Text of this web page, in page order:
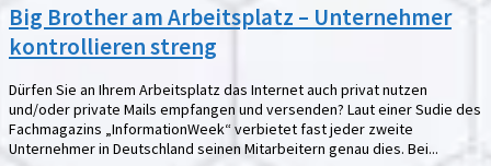
Big Brother am Arbeitsplatz – Unternehmer
kontrollieren streng
Dürfen Sie an Ihrem Arbeitsplatz das Internet auch privat nutzen
und/oder private Mails empfangen und versenden? Laut einer Sudie des
Fachmagazins „InformationWeek“ verbietet fast jeder zweite
Unternehmer in Deutschland seinen Mitarbeitern genau dies. Bei...